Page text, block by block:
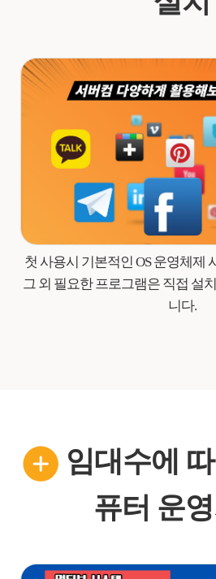
첫 사용시 기본적인 OS 운영체제
그 외 필요한 프로그램은 직접 설
니다.
임대수에
퓨터 운